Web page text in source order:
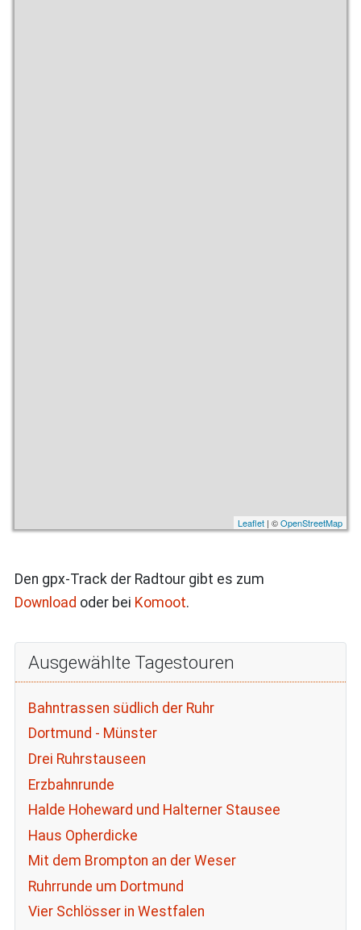
Leaflet | ©OpenStreetMap
Den gpx-Track der Radtour gibt es zum
Download oder bei Komoot.
Ausgewählte Tagestouren
Bahntrassen südlich der Ruhr
Dortmund - Münster
Drei Ruhrstauseen
Erzbahnrunde
Halde Hoheward und Halterner Stausee
Haus Opherdicke
Mit dem Brompton an der Weser
Ruhrrunde um Dortmund
Vier Schlösser in Westfalen